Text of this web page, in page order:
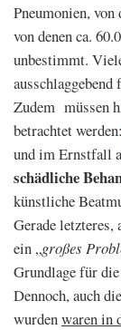
Pneumonien,
von denen ca.
unbestimmt.
Zudem müssen
betrachtet werden:
und im Ernstfall
schädliche
künstliche
Gerade letzteres,
ein „großes
Grundlage für die
Dennoch, auch
wurdenwaren in